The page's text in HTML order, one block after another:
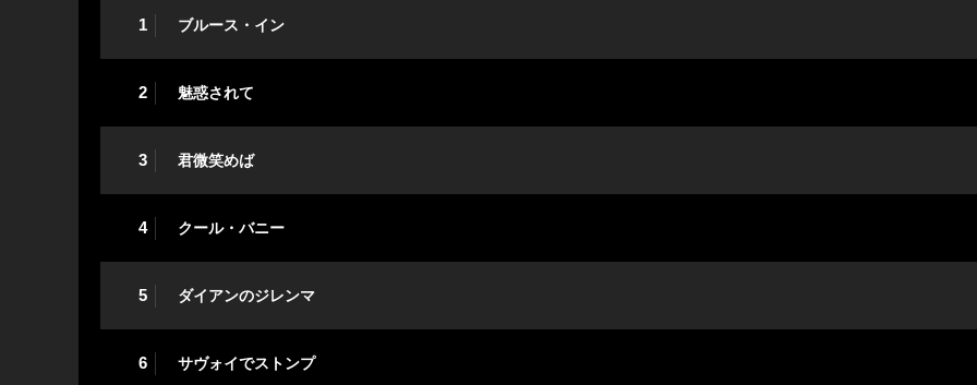
1 ブルース・イン
2 魅惑されて
3 君微笑めば
4 クール・バニー
5 ダイアンのジレンマ
6 サヴォイでストンプ